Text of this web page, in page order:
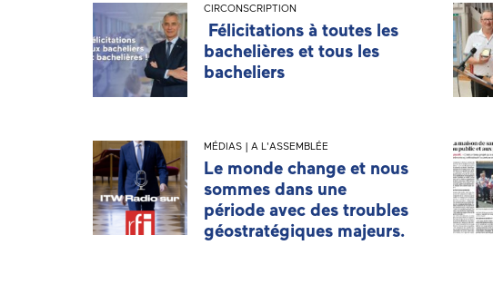
CIRCONSCRIPTION
Félicitations à toutes les
bachelières et tous les
bacheliers
MÉDIAS | A L'ASSEMBLÉE
Le monde change et nous
sommes dans une
période avec des troubles
géostratégiques majeurs.